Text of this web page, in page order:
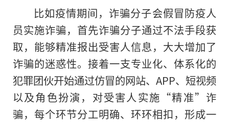
比如疫情期间，诈骗分子会假冒防疫人
员实施诈骗，首先诈骗分子通过不法手段获
取，能够精准报出受害人信息，大大增加了
诈骗的迷惑性。接着一支专业化、体系化的
犯罪团伙开始通过仿冒的网站、APP、短视频
以及角色扮演，对受害人实施“精准”诈
骗，每个环节分工明确、环环相扣，形成一